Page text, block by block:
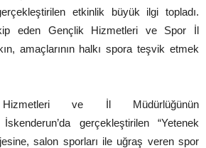
etkinlik büyük ilgi topladı.
eden Gençlik Hizmetleri ve Spor İl
amaçlarının halkı spora teşvik etmek
ve İl Müdürlüğünün
gerçekleştirilen “Yetenek
salon sporları ile uğraş veren spor